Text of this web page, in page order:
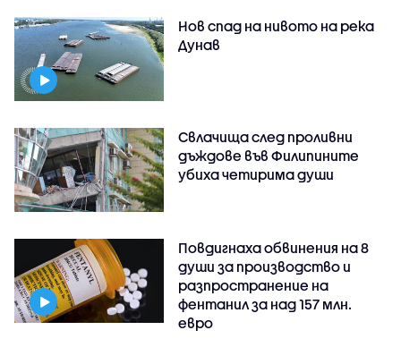
Нов спад на нивото на река
Дунав
Свлачища след проливни
дъждове във Филипините
убиха четирима души
Повдигнаха обвинения на 8
души за производство и
разпространение на
фентанил за над 157 млн.
евро